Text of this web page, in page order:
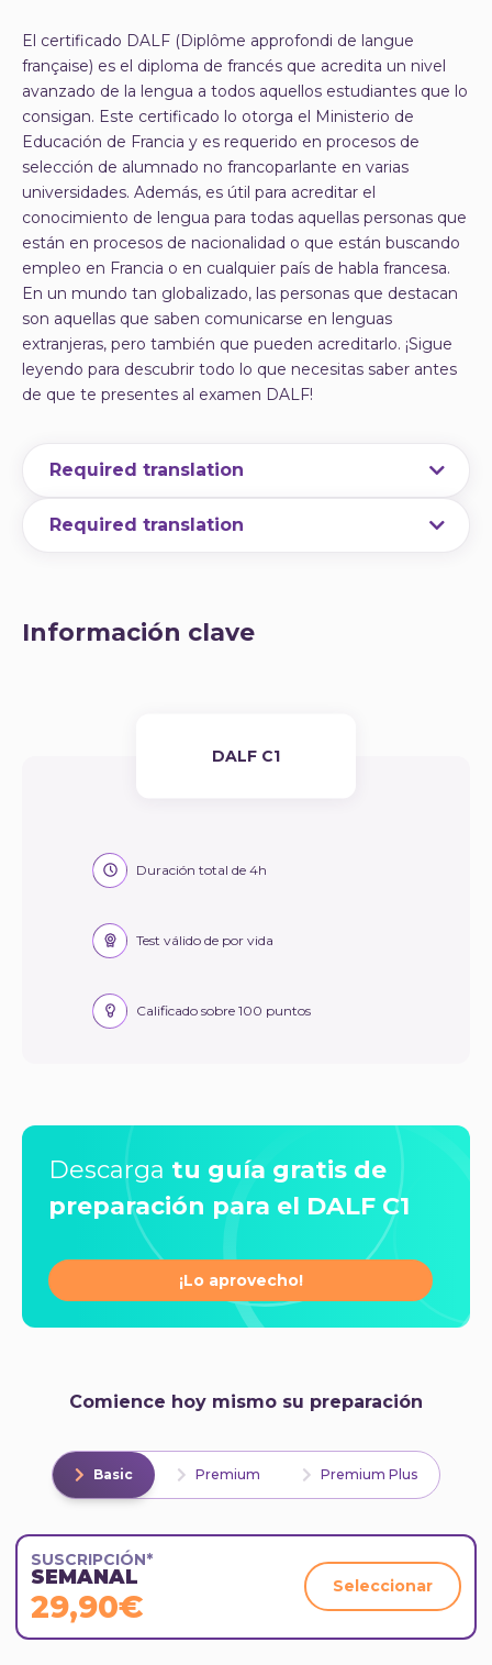
El certificado DALF (Diplôme approfondi de langue
française) es el diploma de francés que acredita un nivel
avanzado de la lengua a todos aquellos estudiantes que lo
consigan. Este certificado lo otorga el Ministerio de
Educación de Francia y es requerido en procesos de
selección de alumnado no francoparlante en varias
universidades. Además, es útil para acreditar el
conocimiento de lengua para todas aquellas personas que
están en procesos de nacionalidad o que están buscando
empleo en Francia o en cualquier país de habla francesa.
En un mundo tan globalizado, las personas que destacan
son aquellas que saben comunicarse en lenguas
extranjeras, pero también que pueden acreditarlo. ¡Sigue
leyendo para descubrir todo lo que necesitas saber antes
de que te presentes al examen DALF!
Required translation
Required translation
Required translation
Información clave
DALF C1
Duración total de 4h
Test válido de por vida
Calificado sobre 100 puntos
Descarga tu guía gratis de
preparación para el DALF C1
¡Lo aprovecho!
Comience hoy mismo su preparación
Basic Premium Premium Plus
SUSCRIPCIÓN*
SEMANAL
29,90€
Seleccionar